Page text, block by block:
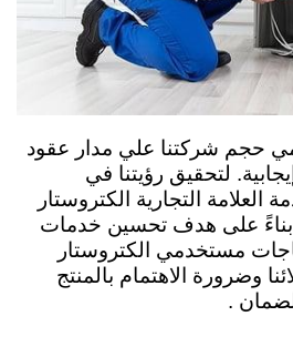
حجم شركتنا علي مدار عقود
لتحقيق رؤيتنا في
التجارية الكتروستار
بناءً على هدف تحسين خدمات
مستخدمي الكتروستار
وضرورة الاهتمام بالمنتج
.